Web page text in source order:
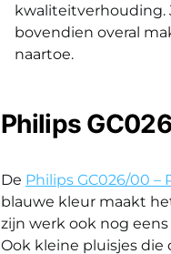
kwaliteitverhouding.
bovendien overal
naartoe.
Philips
De Philips GC026/00 –
blauwe kleur maakt
zijn werk ook nog
Ook kleine pluisjes